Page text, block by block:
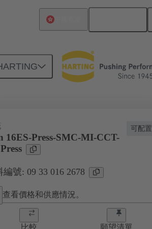
16 A 09 33 016 2678
可配置
16ES-Press-SMC-MI-CCT-
編號: 09 33 016 2678
查看價格和供應情況。
比較 願望清單